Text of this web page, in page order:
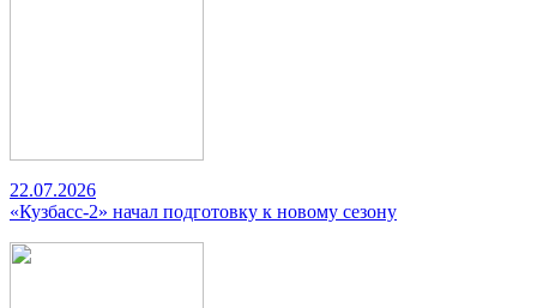
22.07.2026
«Кузбасс-2» начал подготовку к новому сезону